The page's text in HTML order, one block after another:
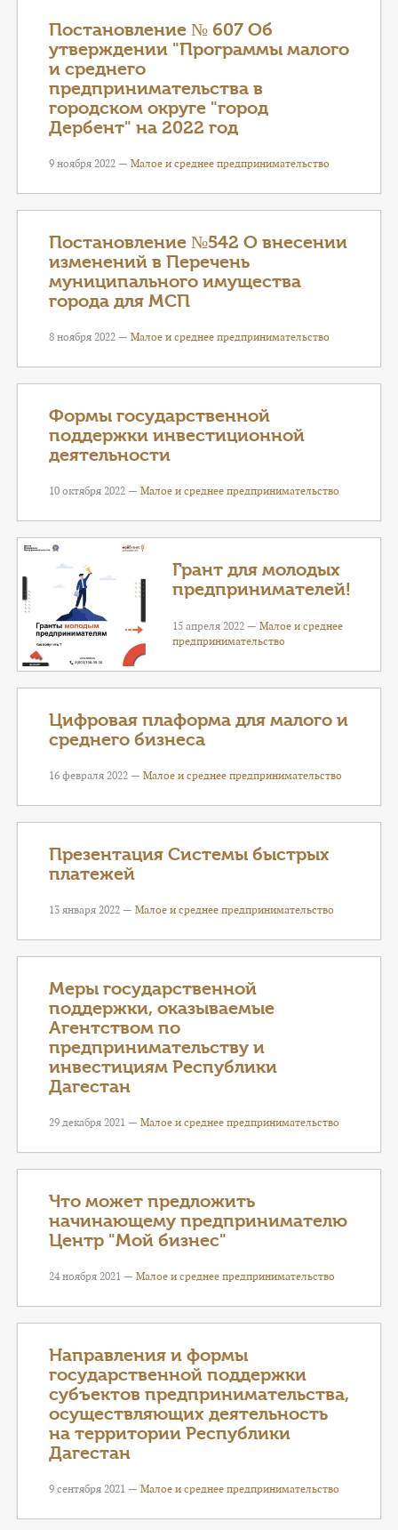
Постановление № 607 Об
утверждении "Программы малого
и среднего
предпринимательства в
городском округе "город
Дербент" на 2022 год
9 ноября 2022 — Малое и среднее предпринимательство
Постановление №542 О внесении
изменений в Перечень
муниципального имущества
города для МСП
8 ноября 2022 — Малое и среднее предпринимательство
Формы государственной
поддержки инвестиционной
деятельности
10 октября 2022 — Малое и среднее предпринимательство
Грант для молодых
предпринимателей!
15 апреля 2022 —Малое и среднее
предпринимательство
Цифровая плаформа для малого и
среднего бизнеса
16 февраля 2022 — Малое и среднее предпринимательство
Презентация Системы быстрых
платежей
13 января 2022 — Малое и среднее предпринимательство
Меры государственной
поддержки, оказываемые
Агентством по
предпринимательству и
инвестициям Республики
Дагестан
29 декабря 2021 — Малое и среднее предпринимательство
Что может предложить
начинающему предпринимателю
Центр "Мой бизнес"
24 ноября 2021 — Малое и среднее предпринимательство
Направления и формы
государственной поддержки
субъектов предпринимательства,
осуществляющих деятельность
на территории Республики
Дагестан
9 сентября 2021 — Малое и среднее предпринимательство